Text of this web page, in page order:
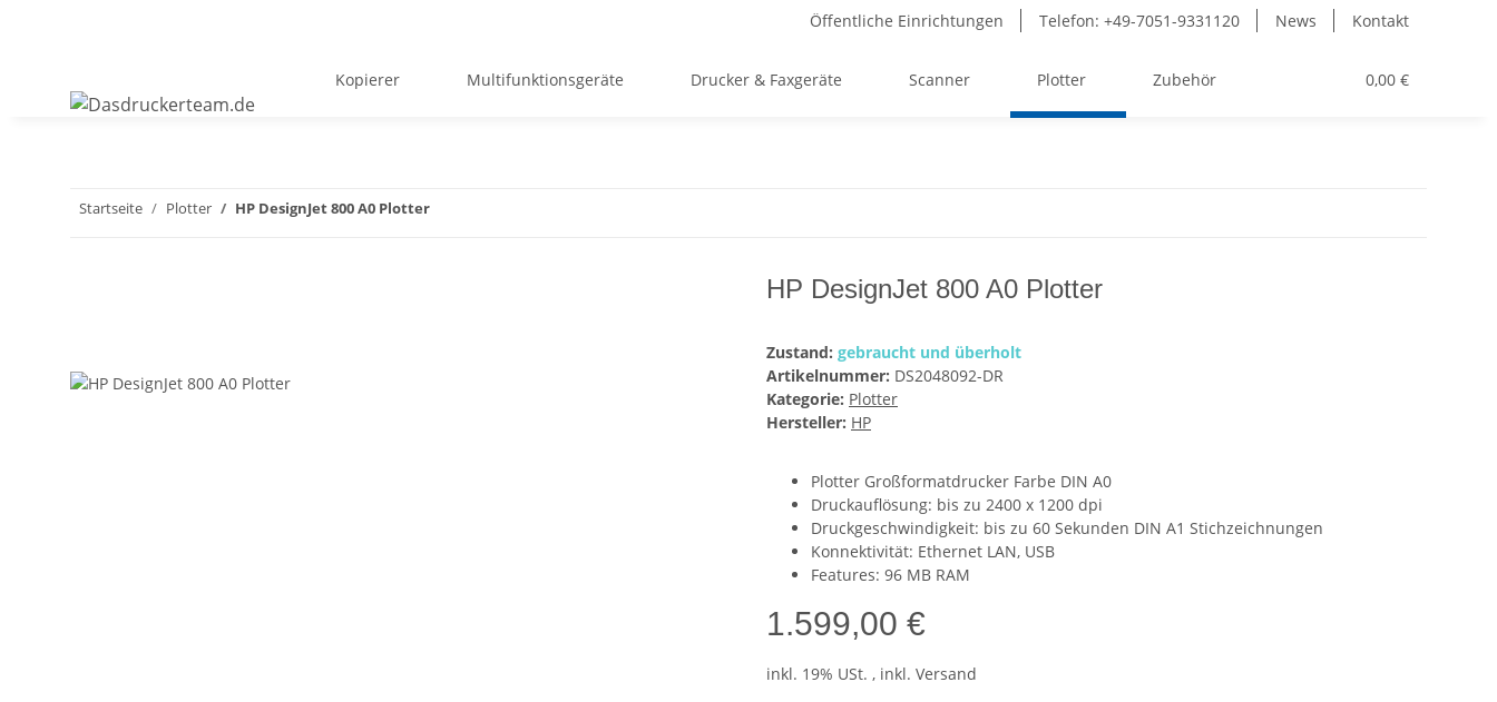
Öffentliche Einrichtungen Telefon: +49-7051-9331120 News Kontakt
0,00 €
Kopierer Multifunktionsgeräte Drucker & Faxgeräte Scanner Plotter Zubehör
Startseite Plotter HP DesignJet 800 A0 Plotter
HP DesignJet 800 A0 Plotter
Zustand: gebraucht und überholt
Artikelnummer: DS2048092-DR
Kategorie: Plotter
Hersteller: HP
Plotter Großformatdrucker Farbe DIN A0
Druckauflösung: bis zu 2400 x 1200 dpi
Druckgeschwindigkeit: bis zu 60 Sekunden DIN A1 Stichzeichnungen
Konnektivität: Ethernet LAN, USB
Features: 96 MB RAM
1.599,00 €
inkl. 19% USt. , inkl. Versand